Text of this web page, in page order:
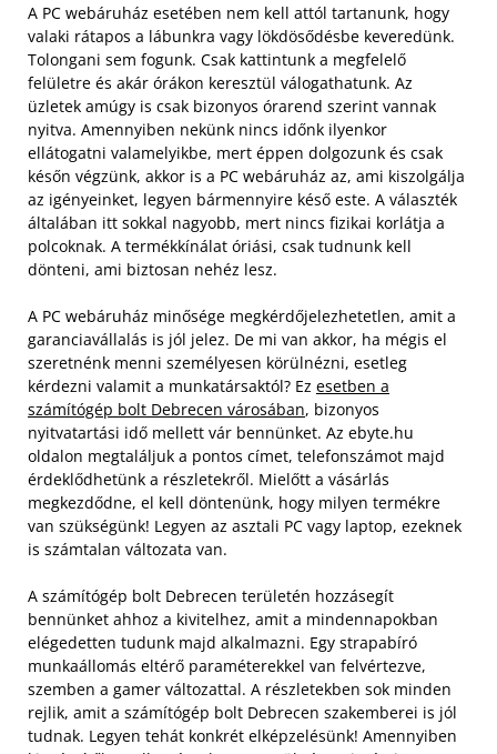
A PC webáruház esetében nem kell attól tartanunk, hogy
valaki rátapos a lábunkra vagy lökdösődésbe keveredünk.
Tolongani sem fogunk. Csak kattintunk a megfelelő
felületre és akár órákon keresztül válogathatunk. Az
üzletek amúgy is csak bizonyos órarend szerint vannak
nyitva. Amennyiben nekünk nincs időnk ilyenkor
ellátogatni valamelyikbe, mert éppen dolgozunk és csak
későn végzünk, akkor is a PC webáruház az, ami kiszolgálja
az igényeinket, legyen bármennyire késő este. A választék
általában itt sokkal nagyobb, mert nincs fizikai korlátja a
polcoknak. A termékkínálat óriási, csak tudnunk kell
dönteni, ami biztosan nehéz lesz.
A PC webáruház minősége megkérdőjelezhetetlen, amit a
garanciavállalás is jól jelez. De mi van akkor, ha mégis el
szeretnénk menni személyesen körülnézni, esetleg
kérdezni valamit a munkatársaktól? Ez esetben a
számítógép bolt Debrecen városában, bizonyos
nyitvatartási idő mellett vár bennünket. Az ebyte.hu
oldalon megtaláljuk a pontos címet, telefonszámot majd
érdeklődhetünk a részletekről. Mielőtt a vásárlás
megkezdődne, el kell döntenünk, hogy milyen termékre
van szükségünk! Legyen az asztali PC vagy laptop, ezeknek
is számtalan változata van.
A számítógép bolt Debrecen területén hozzásegít
bennünket ahhoz a kivitelhez, amit a mindennapokban
elégedetten tudunk majd alkalmazni. Egy strapabíró
munkaállomás eltérő paraméterekkel van felvértezve,
szemben a gamer változattal. A részletekben sok minden
rejlik, amit a számítógép bolt Debrecen szakemberei is jól
tudnak. Legyen tehát konkrét elképzelésünk! Amennyiben